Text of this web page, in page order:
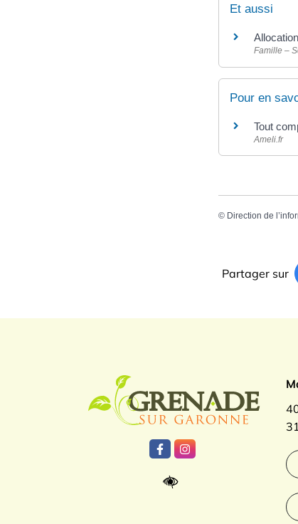
Et aussi
Famille –
Pour en
Tout
Ameli.fr
© Direction de
Partager sur
Logo
Lien vers le compte
Lien vers le compte